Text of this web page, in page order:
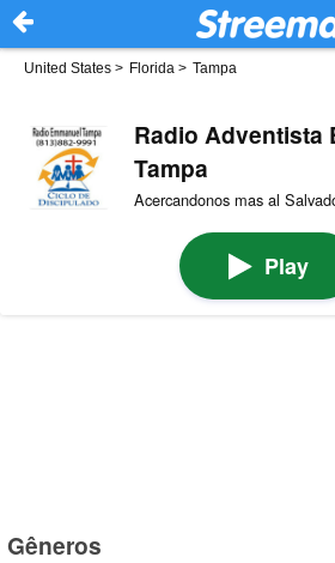
United States > Florida > Tampa
Radio Adventista
Tampa
Acercandonos mas al
Play
Gêneros